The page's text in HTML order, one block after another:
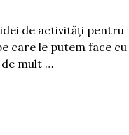
de activități pentru
care le putem face cu
de mult …